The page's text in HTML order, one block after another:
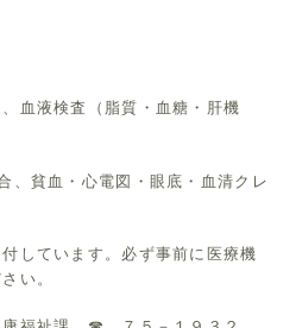
血液検査（脂質・血糖・肝機
、貧血・心電図・眼底・血清クレ
しています。必ず事前に医療機
い。